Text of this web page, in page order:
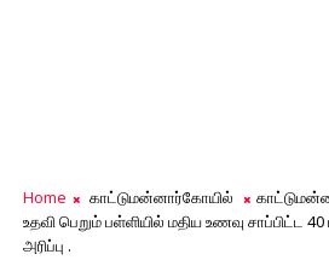
Home காட்டுமன்னார்கோயில்
உதவி பெறும் பள்ளியில் மதிய உணவு
அரிப்பு .